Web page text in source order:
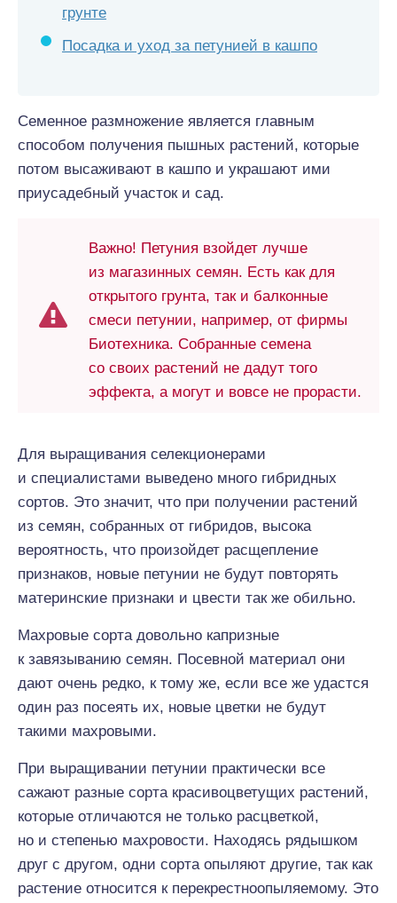
грунте
Посадка и уход за петунией в кашпо
Семенное размножение является главным
способом получения пышных растений, которые
потом высаживают в кашпо и украшают ими
приусадебный участок и сад.
Важно! Петуния взойдет лучше
из магазинных семян. Есть как для
открытого грунта, так и балконные
смеси петунии, например, от фирмы
Биотехника. Собранные семена
со своих растений не дадут того
эффекта, а могут и вовсе не прорасти.
Для выращивания селекционерами
и специалистами выведено много гибридных
сортов. Это значит, что при получении растений
из семян, собранных от гибридов, высока
вероятность, что произойдет расщепление
признаков, новые петунии не будут повторять
материнские признаки и цвести так же обильно.
Махровые сорта довольно капризные
к завязыванию семян. Посевной материал они
дают очень редко, к тому же, если все же удастся
один раз посеять их, новые цветки не будут
такими махровыми.
При выращивании петунии практически все
сажают разные сорта красивоцветущих растений,
которые отличаются не только расцветкой,
но и степенью махровости. Находясь рядышком
друг с другом, одни сорта опыляют другие, так как
растение относится к перекрестноопыляемому. Это